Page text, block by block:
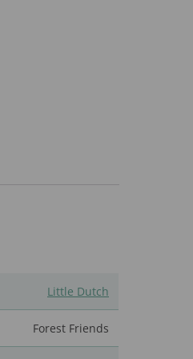
Little Dutch
Forest Friends